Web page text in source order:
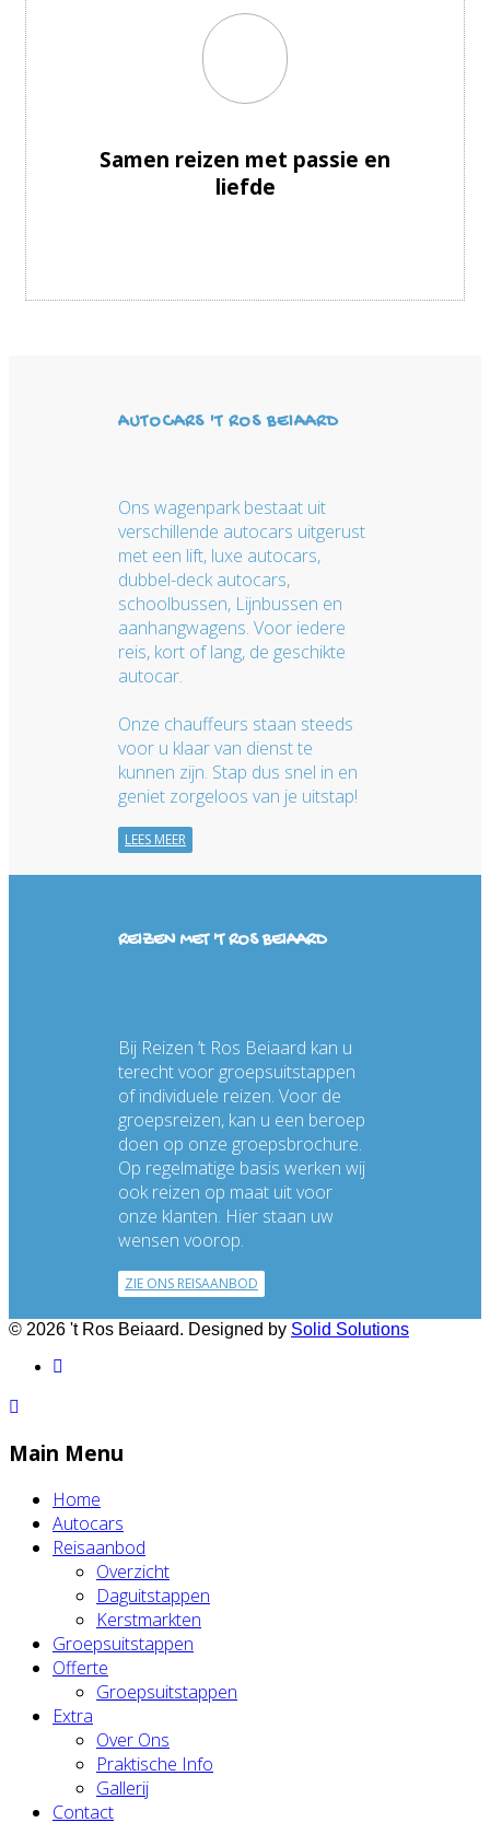
Samen reizen met passie en
liefde
AUTOCARS 'T ROS BEIAARD
Ons wagenpark bestaat uit
verschillende autocars uitgerust
met een lift, luxe autocars,
dubbel-deck autocars,
schoolbussen, Lijnbussen en
aanhangwagens. Voor iedere
reis, kort of lang, de geschikte
autocar.
Onze chauffeurs staan steeds
voor u klaar van dienst te
kunnen zijn. Stap dus snel in en
geniet zorgeloos van je uitstap!
LEES MEER
REIZEN MET 'T ROS BEIAARD
Bij Reizen ’t Ros Beiaard kan u
terecht voor groepsuitstappen
of individuele reizen. Voor de
groepsreizen, kan u een beroep
doen op onze groepsbrochure.
Op regelmatige basis werken wij
ook reizen op maat uit voor
onze klanten. Hier staan uw
wensen voorop.
ZIE ONS REISAANBOD
© 2026 't Ros Beiaard. Designed by Solid Solutions
Main Menu
Home
Autocars
Reisaanbod
Overzicht
Daguitstappen
Kerstmarkten
Groepsuitstappen
Offerte
Groepsuitstappen
Extra
Over Ons
Praktische Info
Gallerij
Contact